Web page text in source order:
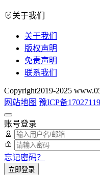
关于我们
关于我们
版权声明
免责声明
联系我们
Copyright2019-2025
网站地图 豫ICP备
账号登录
忘记密码？
立即登录